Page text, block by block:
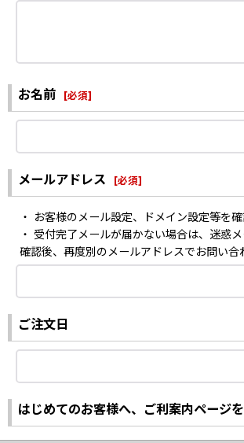
お名前 [必須]
メールアドレス [必須]
・ お客様のメール設定、ドメイン設定等を確
・ 受付完了メールが届かない場合は、迷惑
確認後、再度別のメールアドレスでお問い合
ご注文日
はじめてのお客様へ、ご利案内ページ